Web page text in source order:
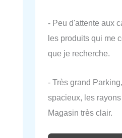
- Peu d'attente aux
les produits qui me
que je recherche.
- Très grand
spacieux, les
Magasin très clair.